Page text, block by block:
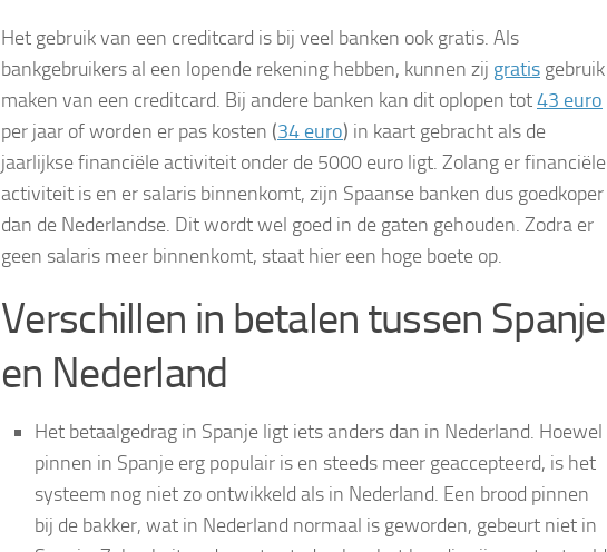
Het gebruik van een creditcard is bij veel banken ook gratis. Als
bankgebruikers al een lopende rekening hebben, kunnen zij gratis gebruik
maken van een creditcard. Bij andere banken kan dit oplopen tot43 euro
per jaar of worden er pas kosten (34 euro) in kaart gebracht als de
jaarlijkse financiële activiteit onder de 5000 euro ligt. Zolang er financiële
activiteit is en er salaris binnenkomt, zijn Spaanse banken dus goedkoper
dan de Nederlandse. Dit wordt wel goed in de gaten gehouden. Zodra er
geen salaris meer binnenkomt, staat hier een hoge boete op.
Verschillen in betalen tussen Spanje
en Nederland
Het betaalgedrag in Spanje ligt iets anders dan in Nederland. Hoewel
pinnen in Spanje erg populair is en steeds meer geaccepteerd, is het
systeem nog niet zo ontwikkeld als in Nederland. Een brood pinnen
bij de bakker, wat in Nederland normaal is geworden, gebeurt niet in